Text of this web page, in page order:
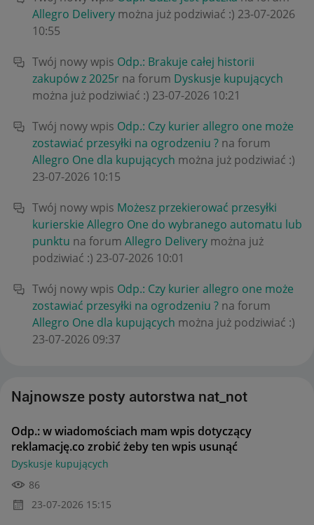
Allegro Delivery można już podziwiać :) ‎23-07-2026
10:55
Twój nowy wpis Odp.: Brakuje całej historii
zakupów z 2025r na forum Dyskusje kupujących
można już podziwiać :) ‎23-07-2026 10:21
Twój nowy wpis Odp.: Czy kurier allegro one może
zostawiać przesyłki na ogrodzeniu ? na forum
Allegro One dla kupujących można już podziwiać :)
‎23-07-2026 10:15
Twój nowy wpis Możesz przekierować przesyłki
kurierskie Allegro One do wybranego automatu lub
punktu na forum Allegro Delivery można już
podziwiać :) ‎23-07-2026 10:01
Twój nowy wpis Odp.: Czy kurier allegro one może
zostawiać przesyłki na ogrodzeniu ? na forum
Allegro One dla kupujących można już podziwiać :)
‎23-07-2026 09:37
Najnowsze posty autorstwa nat_not
Odp.: w wiadomościach mam wpis dotyczący
reklamację.co zrobić żeby ten wpis usunąć
Dyskusje kupujących
86
‎23-07-2026 15:15